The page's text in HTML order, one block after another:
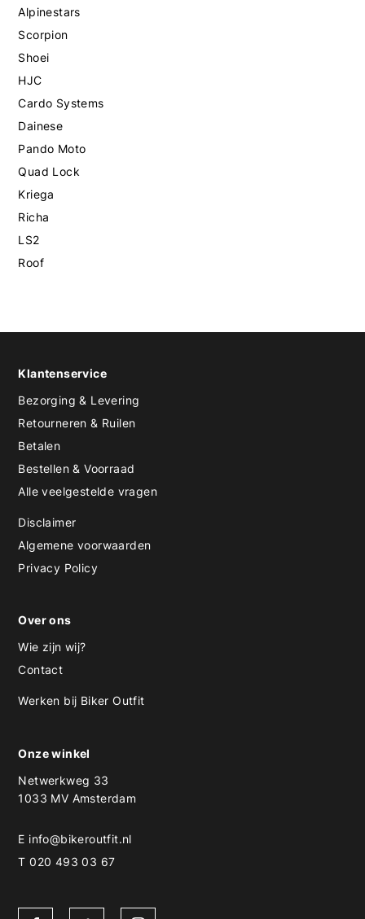
Alpinestars
Scorpion
Shoei
HJC
Cardo Systems
Dainese
Pando Moto
Quad Lock
Kriega
Richa
LS2
Roof
Klantenservice
Bezorging & Levering
Retourneren & Ruilen
Betalen
Bestellen & Voorraad
Alle veelgestelde vragen
Disclaimer
Algemene voorwaarden
Privacy Policy
Over ons
Wie zijn wij?
Contact
Werken bij Biker Outfit
Onze winkel
Netwerkweg 33
1033 MV Amsterdam
E info@bikeroutfit.nl
T 020 493 03 67